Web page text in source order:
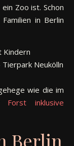
Zoo ist. Schon
in Berlin
wie die im
Forst inklusive
Berlin